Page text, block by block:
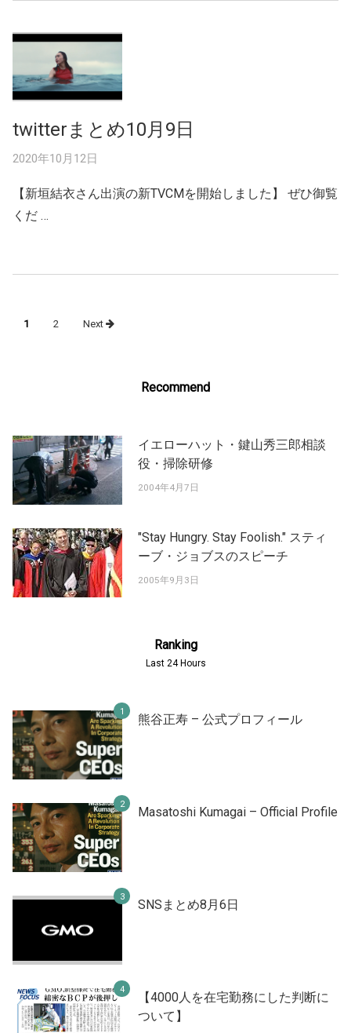
twitterまとめ10月9日
2020年10月12日
【新垣結衣さん出演の新TVCMを開始しました】 ぜひ御覧
くだ …
navigation
1 2 Next
Recommend
イエローハット・鍵山秀三郎相談
役・掃除研修
2004年4月7日
"Stay Hungry. Stay Foolish." スティ
ーブ・ジョブスのスピーチ
2005年9月3日
Ranking
Last 24 Hours
熊谷正寿 – 公式プロフィール
Masatoshi Kumagai – Official Profile
SNSまとめ8月6日
【4000人を在宅勤務にした判断に
ついて】